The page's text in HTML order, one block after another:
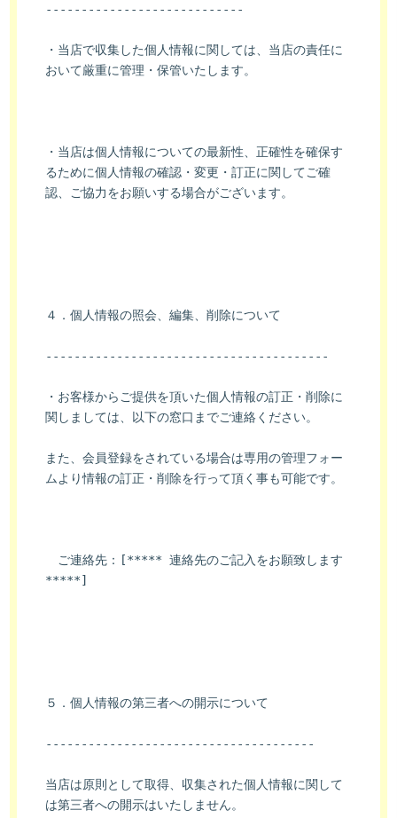
----------------------------
・当店で収集した個人情報に関しては、当店の責任に
おいて厳重に管理・保管いたします。
・当店は個人情報についての最新性、正確性を確保す
るために個人情報の確認・変更・訂正に関してご確
認、ご協力をお願いする場合がございます。
４．個人情報の照会、編集、削除について
----------------------------------------
・お客様からご提供を頂いた個人情報の訂正・削除に
関しましては、以下の窓口までご連絡ください。
また、会員登録をされている場合は専用の管理フォー
ムより情報の訂正・削除を行って頂く事も可能です。
ご連絡先：[***** 連絡先のご記入をお願致します
*****]
５．個人情報の第三者への開示について
--------------------------------------
当店は原則として取得、収集された個人情報に関して
は第三者への開示はいたしません。